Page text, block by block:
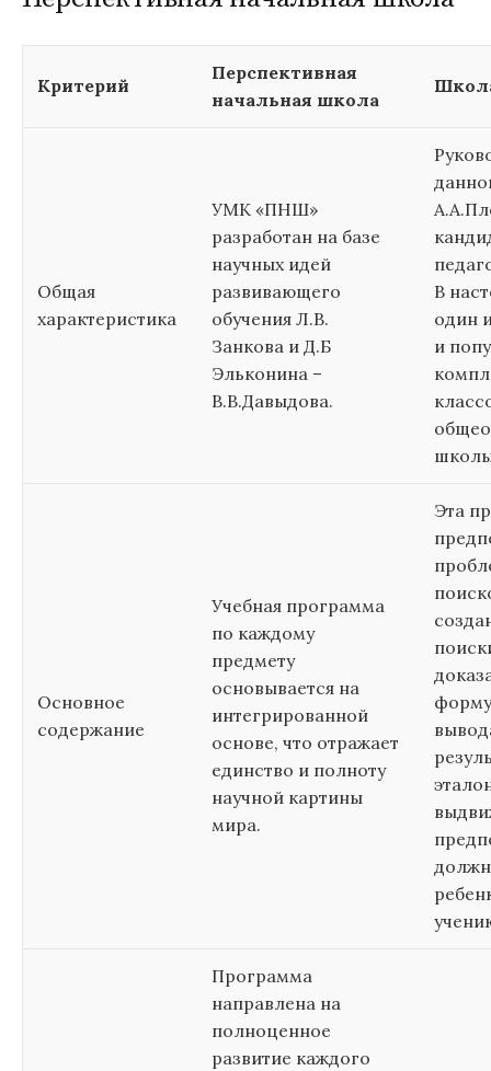
Критерий
Перспективная
начальная школа
Общая
характеристика
УМК «ПНШ»
разработан на базе
научных идей
развивающего
обучения Л.В.
Занкова и Д.Б
Эльконина –
В.В.Давыдова.
В
один
и
Основное
содержание
Учебная программа
по каждому
предмету
основывается на
интегрированной
основе, что отражает
единство и полноту
научной картины
мира.
Эта
Программа
направлена на
полноценное
развитие каждого